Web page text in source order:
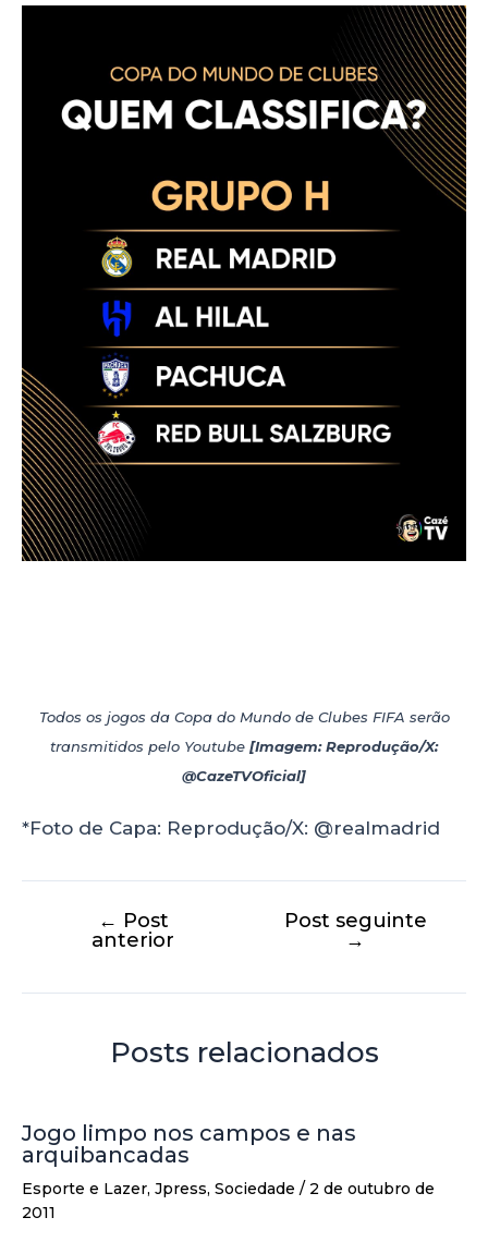
Todos os jogos da Copa do Mundo de Clubes FIFA serão
transmitidos pelo Youtube [Imagem: Reprodução/X:
@CazeTVOficial]
*Foto de Capa: Reprodução/X: @realmadrid
← Post
anterior
Post seguinte
→
Posts relacionados
Jogo limpo nos campos e nas
arquibancadas
Esporte e Lazer, Jpress, Sociedade / 2 de outubro de
2011